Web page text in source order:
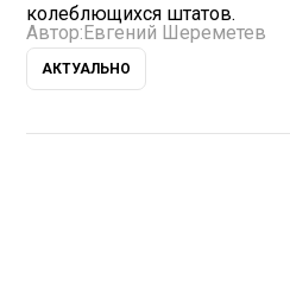
колеблющихся штатов.
Автор: Евгений Шереметев
АКТУАЛЬНО